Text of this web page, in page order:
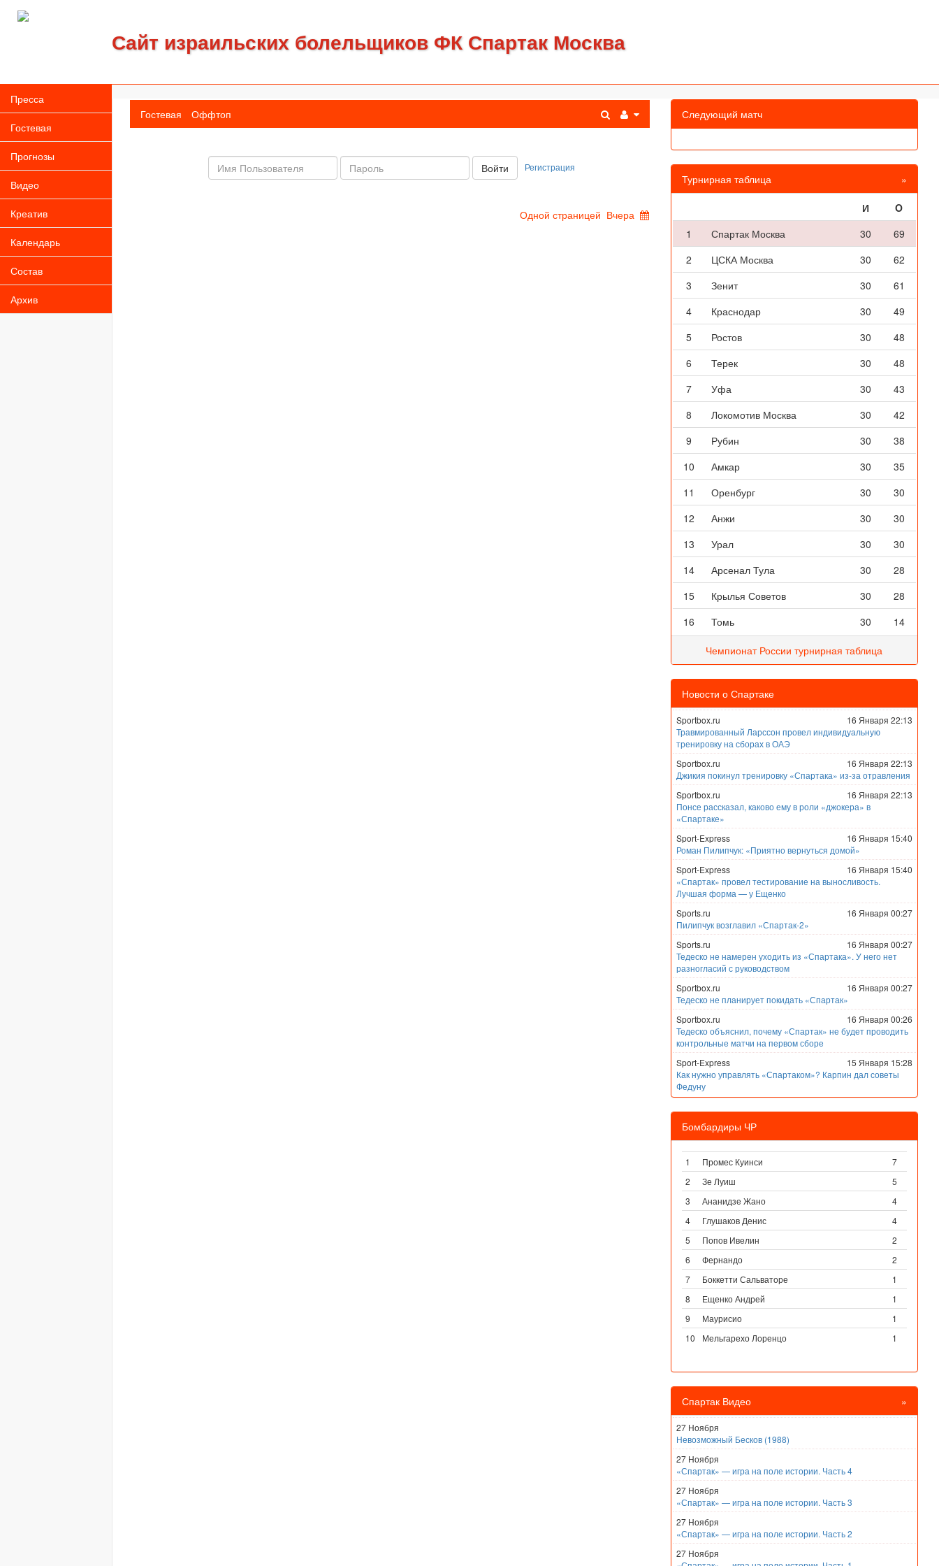
Сайт израильских болельщиков ФК Спартак Москва
Пресса
Гостевая
Прогнозы
Видео
Креатив
Календарь
Состав
Архив
Гостевая Оффтоп
Имя
пользователя
Пароль: Войти Регистрация
Одной страницей Вчера
Следующий матч
Турнирная таблица »
И
O
1
Спартак Москва 30
69
2
ЦСКА Москва 30
62
3
Зенит 30
61
4
Краснодар 30
49
5
Ростов 30
48
6
Терек 30
48
7
Уфа 30
43
8
Локомотив Москва 30
42
9
Рубин 30
38
10
Амкар 30
35
11
Оренбург 30
30
12
Анжи 30
30
13
Урал 30
30
14
Арсенал Тула 30
28
15
Крылья Советов 30
28
16
Томь 30 14
Чемпионат России турнирная таблица
Новости о Спартаке
Sportbox.ru
16 Января 22:13
Травмированный Ларссон провел индивидуальную
тренировку на сборах в ОАЭ
Sportbox.ru
16 Января 22:13
Джикия покинул тренировку «Спартака» из-за отравления
Sportbox.ru
16 Января 22:13
Понсе рассказал, каково ему в роли «джокера» в
«Спартаке»
Sport-Express
16 Января 15:40
Роман Пилипчук: «Приятно вернуться домой»
Sport-Express
16 Января 15:40
«Спартак» провел тестирование на выносливость.
Лучшая форма — у Ещенко
Sports.ru
16 Января 00:27
Пилипчук возглавил «Спартак-2»
Sports.ru
16 Января 00:27
Тедеско не намерен уходить из «Спартака». У него нет
разногласий с руководством
Sportbox.ru
16 Января 00:27
Тедеско не планирует покидать «Спартак»
Sportbox.ru
16 Января 00:26
Тедеско объяснил, почему «Спартак» не будет проводить
контрольные матчи на первом сборе
Sport-Express
15 Января 15:28
Как нужно управлять «Спартаком»? Карпин дал советы
Федуну
Бомбардиры ЧР
1 Промес Куинси
7
2
Зе Луиш
5
3
Ананидзе Жано
4
4
Глушаков Денис
4
5
Попов Ивелин
2
6
Фернандо
2
7
Боккетти Сальваторе
1
8
Ещенко Андрей
1
9
Маурисио
1
10
Мельгарехо Лоренцо 1
Спартак Видео »
27 Ноября
Невозможный Бесков (1988)
27 Ноября
«Спартак» — игра на поле истории. Часть 4
27 Ноября
«Спартак» — игра на поле истории. Часть 3
27 Ноября
«Спартак» — игра на поле истории. Часть 2
27 Ноября